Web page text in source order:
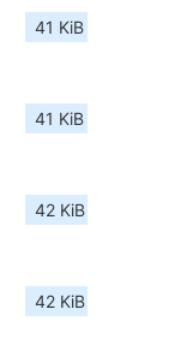
41 KiB
41 KiB
42 KiB
42 KiB